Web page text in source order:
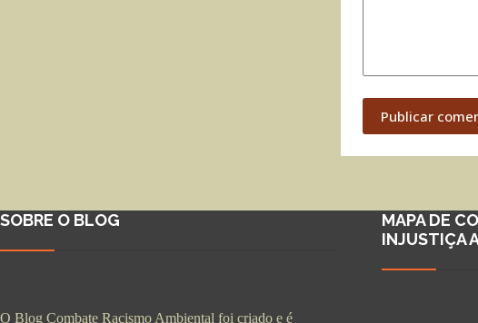
Publicar
SOBRE O BLOG
O Blog Combate Racismo Ambiental foi criado e é
MAPA DE
INJUSTIÇA